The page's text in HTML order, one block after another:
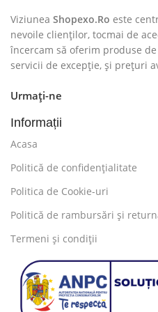
Viziunea Shopexo.Ro este
nevoile clienților, tocmai de
încercam să oferim produse
servicii de excepție, și prețuri
Urmați-ne
Informații
Acasa
Politică de confidențialitate
Politica de Cookie-uri
Politică de rambursări și
Termeni și condiții